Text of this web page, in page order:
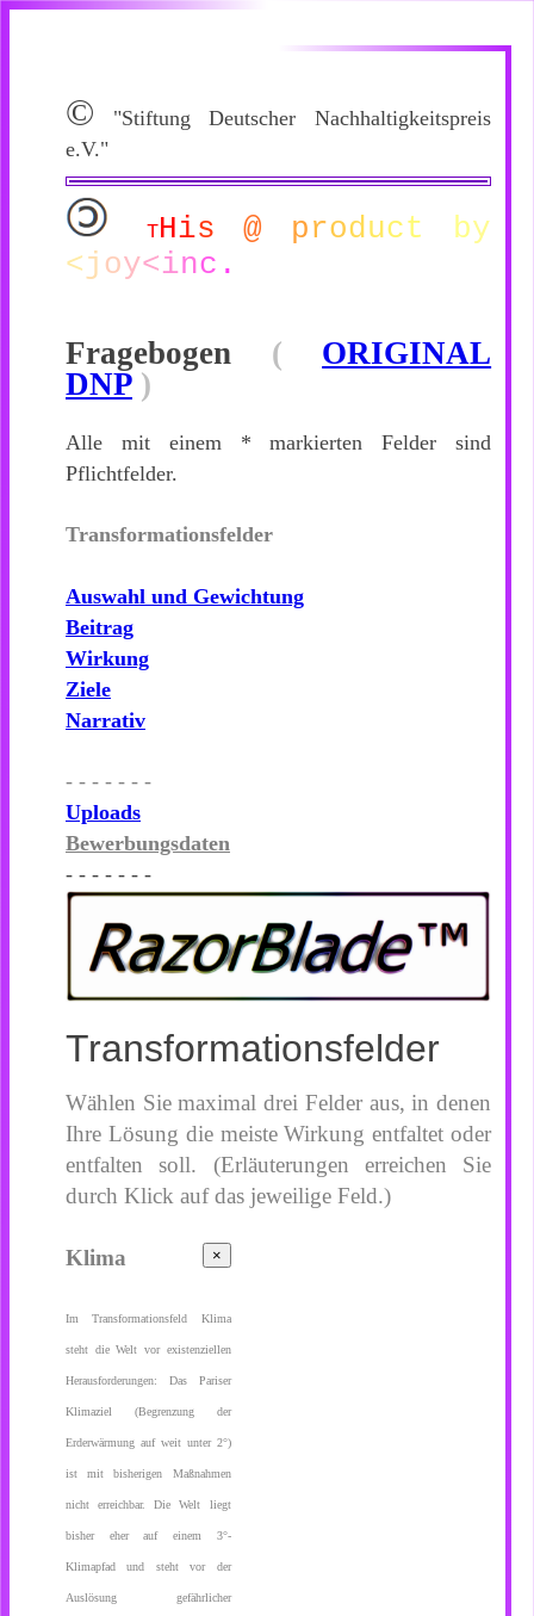
© "Stiftung Deutscher Nachhaltigkeitspreis
e.V."
THis @ product by
<j oy<inc .
Fragebogen (
ORIGINAL
DNP )
Alle mit einem * markierten Felder sind
Pflichtfelder.
Transformationsfelder
Auswahl und Gewichtung
Beitrag
Wirkung
Ziele
Narrativ
- - - - - - -
Uploads
Bewerbungsdaten
- - - - - - -
Transformationsfelder
Wählen Sie maximal drei Felder aus, in denen
Ihre Lösung die meiste Wirkung entfaltet oder
entfalten soll. (Erläuterungen erreichen Sie
durch Klick auf das jeweilige Feld.)
×
Klima
Im Transformationsfeld Klima
steht die Welt vor existenziellen
Herausforderungen: Das Pariser
Klimaziel (Begrenzung der
Erderwärmung auf weit unter 2°)
ist mit bisherigen Maßnahmen
nicht erreichbar. Die Welt liegt
bisher eher auf einem 3°-
Klimapfad und steht vor der
Auslösung gefährlicher